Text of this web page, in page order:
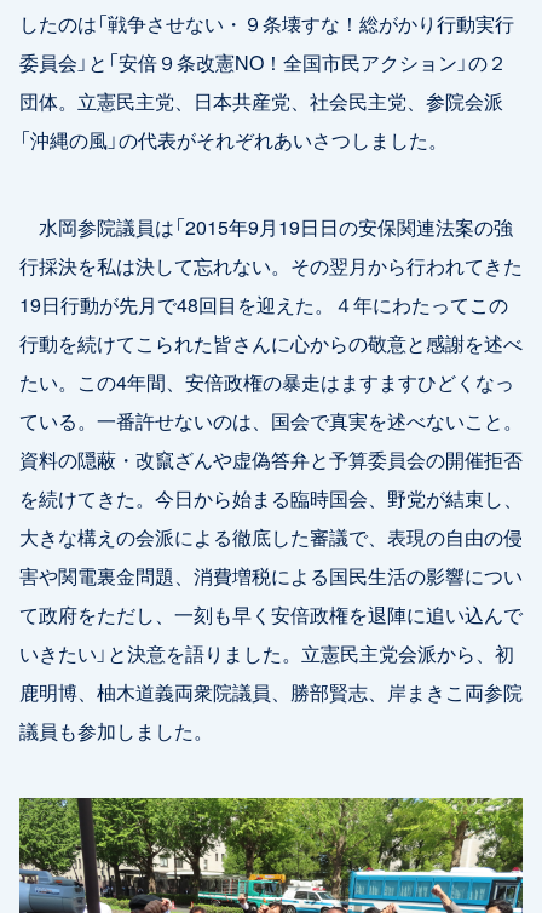
したのは「戦争させない・９条壊すな！総がかり行動実行
委員会」と「安倍９条改憲NO！全国市民アクション」の２
団体。立憲民主党、日本共産党、社会民主党、参院会派
「沖縄の風」の代表がそれぞれあいさつしました。
水岡参院議員は「2015年9月19日日の安保関連法案の強
行採決を私は決して忘れない。その翌月から行われてきた
19日行動が先月で48回目を迎えた。４年にわたってこの
行動を続けてこられた皆さんに心からの敬意と感謝を述べ
たい。この4年間、安倍政権の暴走はますますひどくなっ
ている。一番許せないのは、国会で真実を述べないこと。
資料の隠蔽・改竄ざんや虚偽答弁と予算委員会の開催拒否
を続けてきた。今日から始まる臨時国会、野党が結束し、
大きな構えの会派による徹底した審議で、表現の自由の侵
害や関電裏金問題、消費増税による国民生活の影響につい
て政府をただし、一刻も早く安倍政権を退陣に追い込んで
いきたい」と決意を語りました。立憲民主党会派から、初
鹿明博、柚木道義両衆院議員、勝部賢志、岸まきこ両参院
議員も参加しました。